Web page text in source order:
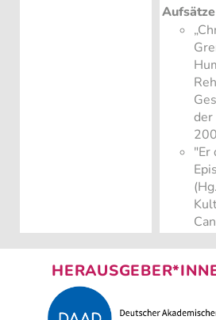
der
"Er